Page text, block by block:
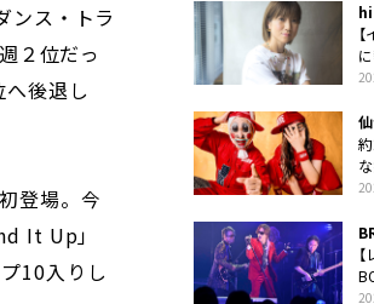
ンス・トラ
２位だっ
後退し
登場。今
It Up」
10入りし